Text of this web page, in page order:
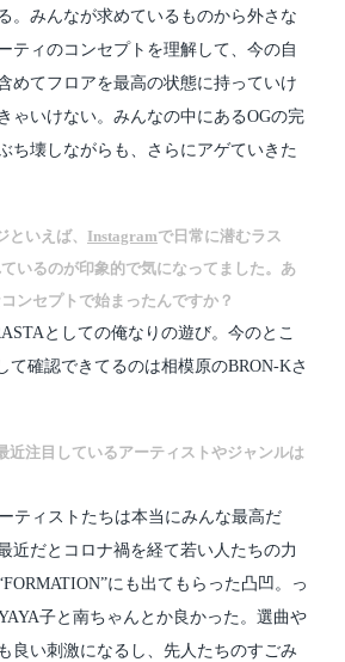
。みんなが求めているものから外さな
ティのコンセプトを理解して、今の自
めてフロアを最高の状態に持っていけ
ゃいけない。みんなの中にあるOGの完
ち壊しながらも、さらにアゲていきた
いえば、 Instagramで日常に潜むラス
いるのが印象的で気になってました。あ
ンセプトで始まったんですか？
としての俺なりの遊び。今のとこ
て確認できてるのは相模原のBRON-Kさ
注目しているアーティストやジャンルは
ティストたちは本当にみんな最高だ
近だとコロナ禍を経て若い人たちの力
にも出てもらった凸凹。っ
子と南ちゃんとか良かった。選曲や
良い刺激になるし、先人たちのすごみ